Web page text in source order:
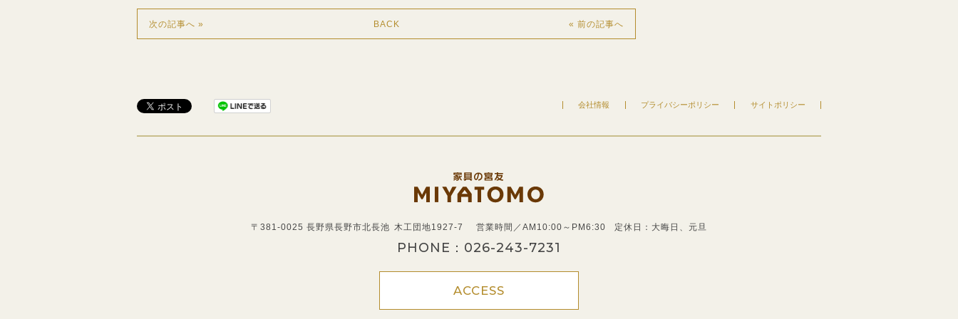
« 前の記事へ
BACK
次の記事へ »
会社情報 プライバシーポリシー サイトポリシー
〒381-0025 長野県長野市北長池 木工団地1927-7 営業時間／AM10:00～PM6:30 定休日：大晦日、元旦
PHONE： 026-243-7231
ACCESS